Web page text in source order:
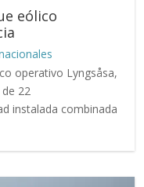
eólico
operativo Lyngsåsa,
22
instalada combinada